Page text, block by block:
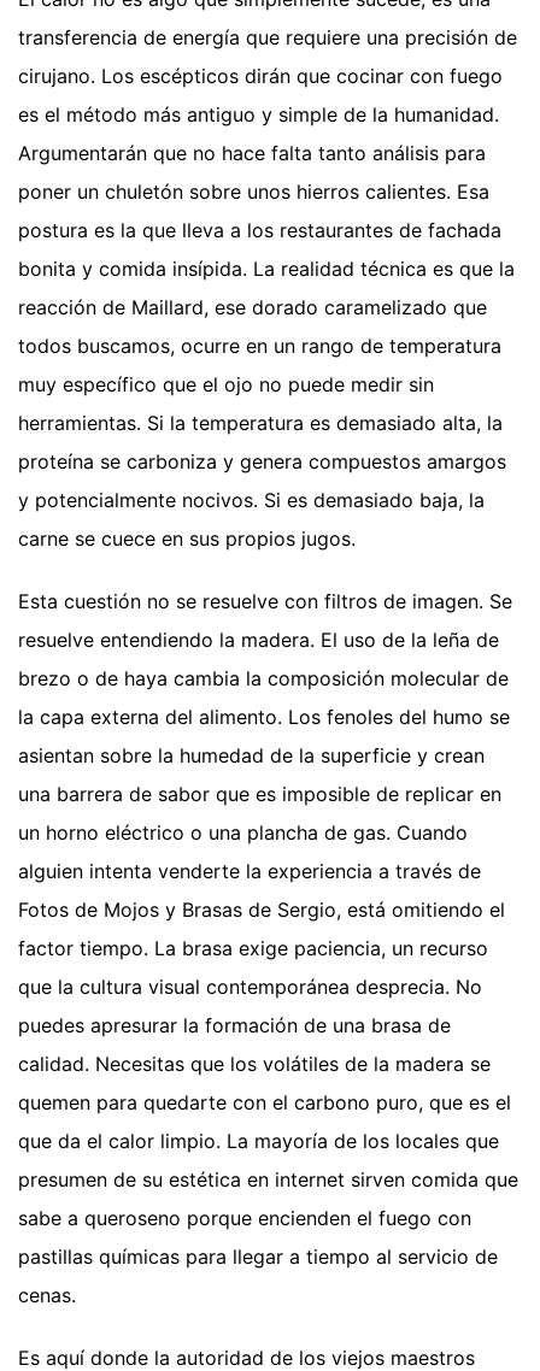
transferencia de energía que requiere una precisión de
cirujano. Los escépticos dirán que cocinar con fuego
es el método más antiguo y simple de la humanidad.
Argumentarán que no hace falta tanto análisis para
poner un chuletón sobre unos hierros calientes. Esa
postura es la que lleva a los restaurantes de fachada
bonita y comida insípida. La realidad técnica es que la
reacción de Maillard, ese dorado caramelizado que
todos buscamos, ocurre en un rango de temperatura
muy específico que el ojo no puede medir sin
herramientas. Si la temperatura es demasiado alta, la
proteína se carboniza y genera compuestos amargos
y potencialmente nocivos. Si es demasiado baja, la
carne se cuece en sus propios jugos.
Esta cuestión no se resuelve con filtros de imagen. Se
resuelve entendiendo la madera. El uso de la leña de
brezo o de haya cambia la composición molecular de
la capa externa del alimento. Los fenoles del humo se
asientan sobre la humedad de la superficie y crean
una barrera de sabor que es imposible de replicar en
un horno eléctrico o una plancha de gas. Cuando
alguien intenta venderte la experiencia a través de
Fotos de Mojos y Brasas de Sergio, está omitiendo el
factor tiempo. La brasa exige paciencia, un recurso
que la cultura visual contemporánea desprecia. No
puedes apresurar la formación de una brasa de
calidad. Necesitas que los volátiles de la madera se
quemen para quedarte con el carbono puro, que es el
que da el calor limpio. La mayoría de los locales que
presumen de su estética en internet sirven comida que
sabe a queroseno porque encienden el fuego con
pastillas químicas para llegar a tiempo al servicio de
cenas.
Es aquí donde la autoridad de los viejos maestros